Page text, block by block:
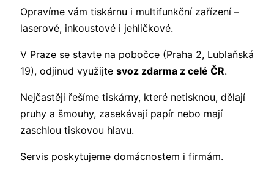
Opravíme vám tiskárnu i multifunkční zařízení –
laserové, inkoustové i jehličkové.
V Praze se stavte na pobočce (Praha 2, Lublaňská
19), odjinud využijte svoz zdarma z celé ČR.
Nejčastěji řešíme tiskárny, které netisknou, dělají
pruhy a šmouhy, zasekávají papír nebo mají
zaschlou tiskovou hlavu.
Servis poskytujeme domácnostem i firmám.